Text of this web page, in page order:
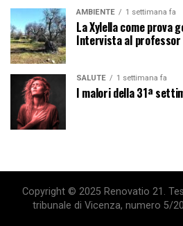
AMBIENTE 1 settimana fa
La Xylella come prova
Intervista al professor
SALUTE 1 settimana fa
I malori della 31ª
Copyright © 2025 Renovatio 21.
tribunale di Vicenza, numero 5/